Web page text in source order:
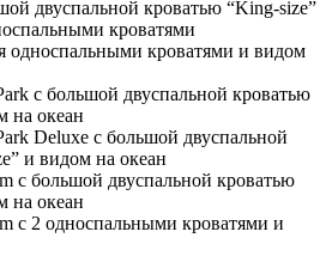
двуспальной кроватью “King-size”
кроватями
односпальными кроватями и видом
с большой двуспальной кроватью
на океан
Deluxe с большой двуспальной
и видом на океан
с большой двуспальной кроватью
на океан
с 2 односпальными кроватями и